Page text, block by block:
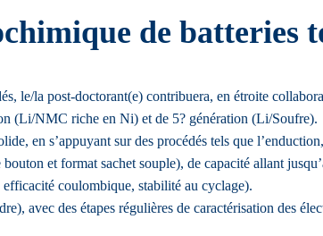
de batteries
le/la post-doctorant(e) contribuera, en étroite
(Li/NMC riche en Ni) et de 5? génération (Li/Soufre).
en s’appuyant sur des procédés tels que
et format sachet souple), de capacité allant
coulombique, stabilité au cyclage).
avec des étapes régulières de caractérisation des